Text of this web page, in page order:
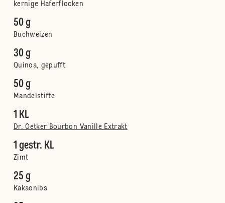
kernige Haferflocken
50 g
Buchweizen
30 g
Quinoa, gepufft
50 g
Mandelstifte
1 KL
Dr. Oetker Bourbon Vanille Extrakt
1 gestr. KL
Zimt
25 g
Kakaonibs